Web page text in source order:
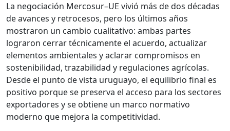
La negociación Mercosur–UE vivió más de dos décadas
de avances y retrocesos, pero los últimos años
mostraron un cambio cualitativo: ambas partes
lograron cerrar técnicamente el acuerdo, actualizar
elementos ambientales y aclarar compromisos en
sostenibilidad, trazabilidad y regulaciones agrícolas.
Desde el punto de vista uruguayo, el equilibrio final es
positivo porque se preserva el acceso para los sectores
exportadores y se obtiene un marco normativo
moderno que mejora la competitividad.